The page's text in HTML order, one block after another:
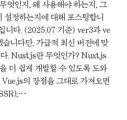
엇인지, 왜 사용해야 하는지, 그
설정하는지에 대해 포스팅합니
니다. (2025.07 기준) ver3과 ve
니다만, 가급적 최신 버전에 맞
. Nuxt.js란 무엇인가? Nuxt.js
더 쉽게 개발할 수 있도록 도와
의 장점을 그대로 가져오면